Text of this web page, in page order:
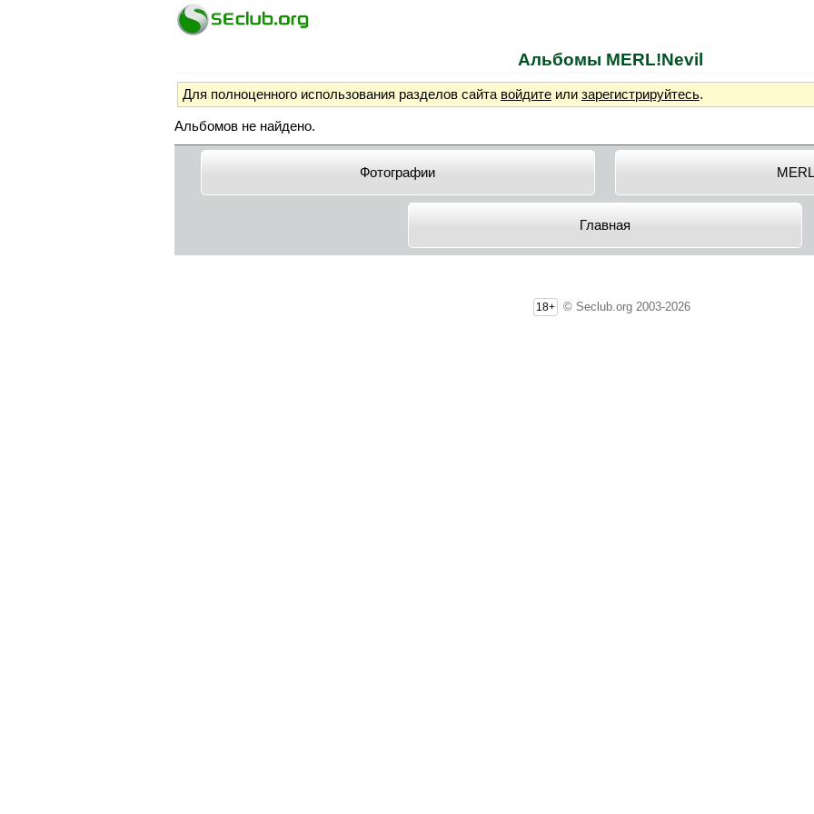
Альбомы MERL!Nevil
Для полноценного использования разделов сайта войдите или зарегистрируйтесь.
Альбомов не найдено.
Фотографии
Главная
18+ © Seclub.org 2003-2026